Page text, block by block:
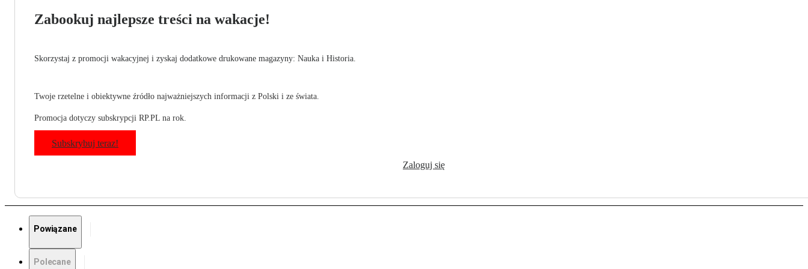
Zabookuj najlepsze treści na wakacje!
Skorzystaj z promocji wakacyjnej i zyskaj dodatkowe drukowane magazyny: Nauka i Historia.
Twoje rzetelne i obiektywne źródło najważniejszych informacji z Polski i ze świata.
Promocja dotyczy subskrypcji RP.PL na rok.
Subskrybuj teraz!
Zaloguj się
Powiązane
Polecane